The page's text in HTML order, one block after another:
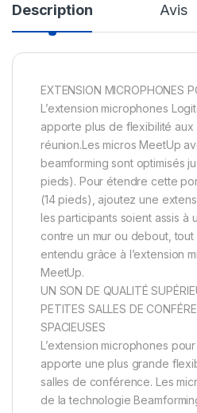
Description Avis
EXTENSION MICROPHONES
L’extension microphones
apporte plus de flexibilité aux
réunion.Les micros MeetUp
beamforming sont optimisés
pieds). Pour étendre cette
(14 pieds), ajoutez une
les participants soient assis à
contre un mur ou debout,
entendu grâce à l’extension
MeetUp.
UN SON DE QUALITÉ
PETITES SALLES DE
SPACIEUSES
L’extension microphones
apporte une plus grande
salles de conférence. Les
de la technologie